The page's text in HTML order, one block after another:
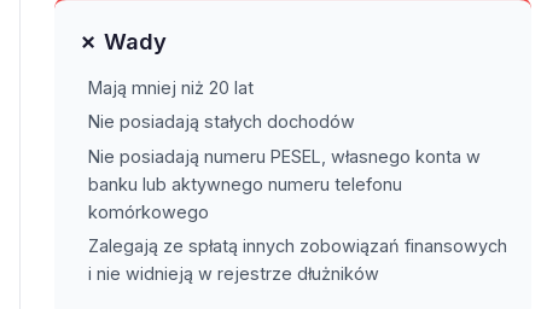
✗ Wady
Mają mniej niż 20 lat
Nie posiadają stałych dochodów
Nie posiadają numeru PESEL, własnego konta w
banku lub aktywnego numeru telefonu
komórkowego
Zalegają ze spłatą innych zobowiązań finansowych
i nie widnieją w rejestrze dłużników